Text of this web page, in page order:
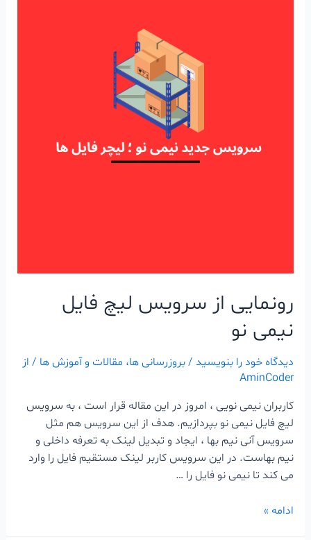
رونمایی از سرویس لیچ فایل
نیمی نو
دیدگاه‌ خود را بنویسید /بروزرسانی ها، مقالات و آموزش ها / از
AminCoder
کاربران نیمی نویی ، امروز در این مقاله قرار است ، به سرویس
لیچ فایل نیمی نو بپردازیم. هدف از این سرویس هم مثل
سرویس آنی نیم بها ، ایجاد و تبدیل لینک به تعرفه داخلی و
نیم بهاست. در این سرویس کاربر لینک مستقیم فایل را وارد
می کند تا نیمی نو فایل را …
ادامه »